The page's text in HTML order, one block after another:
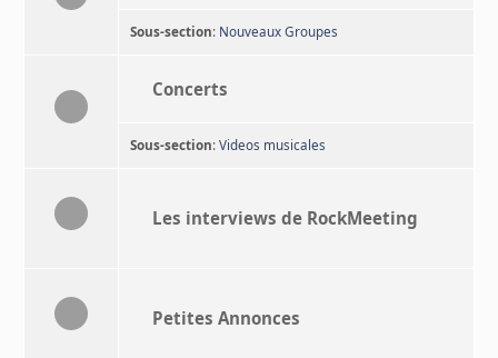
Sous-section: Nouveaux Groupes
Concerts
Sous-section: Videos musicales
Les interviews de RockMeeting
Petites Annonces